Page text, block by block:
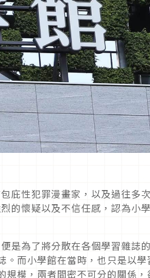
庇性犯罪漫畫家，以及過往多
的懷疑以及不信任感，認為小
是為了將分散在各個學習雜誌
而小學館在當時，也只是以
模，兩者間密不可分的關係